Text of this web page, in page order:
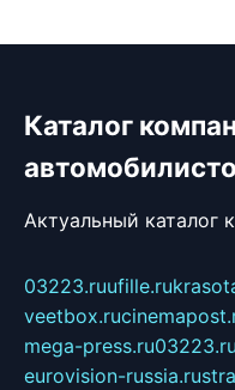
Каталог
Актуальный каталог
03223.ruufille.ru
veetbox.ru
mega-press.ru03223.ru
eurovision-russia.ru